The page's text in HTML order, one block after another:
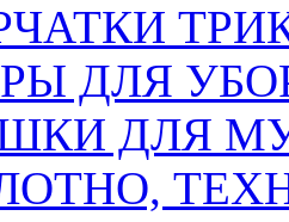
ДЛЯ
ДЛЯ